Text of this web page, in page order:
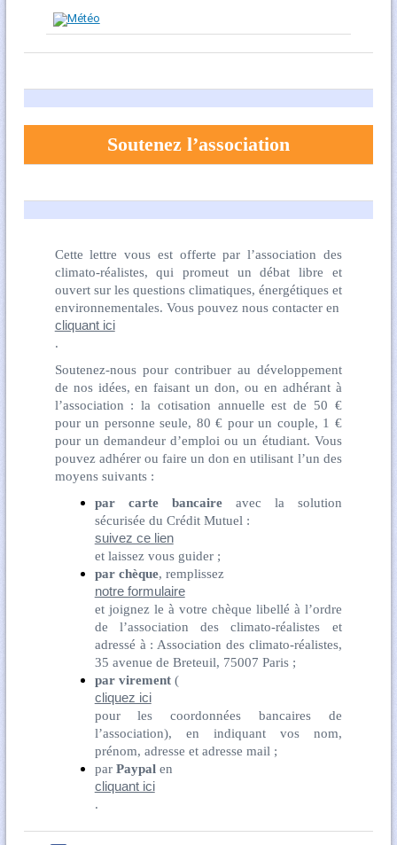
Soutenez l’association
Cette lettre vous est offerte par l’association des
climato-réalistes, qui promeut un débat libre et
ouvert sur les questions climatiques, énergétiques et
environnementales. Vous pouvez nous contacter en
cliquant ici
.
Soutenez-nous pour contribuer au développement
de nos idées, en faisant un don, ou en adhérant à
l’association : la cotisation annuelle est de 50 €
pour un personne seule, 80 € pour un couple, 1 €
pour un demandeur d’emploi ou un étudiant. Vous
pouvez adhérer ou faire un don en utilisant l’un des
moyens suivants :
par carte bancaireavec la solution
sécurisée du Crédit Mutuel :
suivez ce lien
et laissez vous guider ;
par chèque, remplissez
notre formulaire
et joignez le à votre chèque libellé à l’ordre
de l’association des climato-réalistes et
adressé à : Association des climato-réalistes,
35 avenue de Breteuil, 75007 Paris ;
par virement(
cliquez ici
pour les coordonnées bancaires de
l’association), en indiquant vos nom,
prénom, adresse et adresse mail ;
par Paypal en
cliquant ici
.